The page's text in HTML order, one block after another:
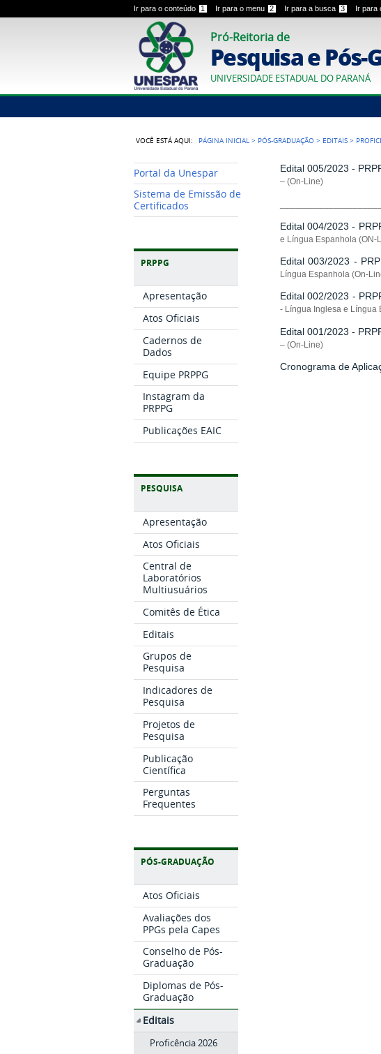
Ir para o conteúdo 1 Ir para o menu 2 Ir para a busca 3 Ir para
Pró-Reitoria de
Pesquisa e Pós-
UNIVERSIDADE ESTADUAL DO PARANÁ
VOCÊ ESTÁ AQUI: PÁGINA INICIAL > PÓS-GRADUAÇÃO > EDITAIS >
Portal da Unespar
Sistema de Emissão de
Certificados
PRPPG
Apresentação
Atos Oficiais
Cadernos de
Dados
Equipe PRPPG
Instagram da
PRPPG
Publicações EAIC
PESQUISA
Apresentação
Atos Oficiais
Central de
Laboratórios
Multiusuários
Comitês de Ética
Editais
Grupos de
Pesquisa
Indicadores de
Pesquisa
Projetos de
Pesquisa
Publicação
Científica
Perguntas
Frequentes
PÓS-GRADUAÇÃO
Atos Oficiais
Avaliações dos
PPGs pela Capes
Conselho de Pós-
Graduação
Diplomas de Pós-
Graduação
Editais
Proficência 2026
Edital 005/2023 -
– (On-Line)
Edital 004/2023 -
e Língua Espanhola (ON-
Edital 003/2023 -
Língua Espanhola (On-
Edital 002/2023 -
- Língua Inglesa e Língua
Edital 001/2023 -
– (On-Line)
Cronograma de